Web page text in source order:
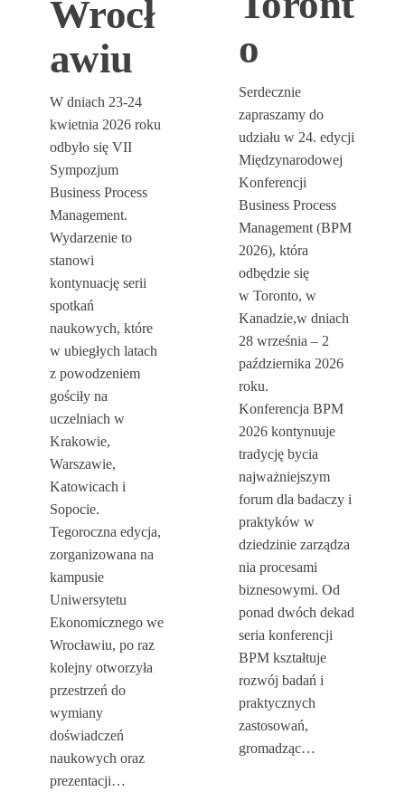
Wrocł
awiu
W dniach 23-24
kwietnia 2026 roku
odbyło się VII
Sympozjum
Business Process
Management.
Wydarzenie to
stanowi
kontynuację serii
spotkań
naukowych, które
w ubiegłych latach
z powodzeniem
gościły na
uczelniach w
Krakowie,
Warszawie,
Katowicach i
Sopocie.
Tegoroczna edycja,
zorganizowana na
kampusie
Uniwersytetu
Ekonomicznego we
Wrocławiu, po raz
kolejny otworzyła
przestrzeń do
wymiany
doświadczeń
naukowych oraz
prezentacji…
o
Serdecznie
zapraszamy do
udziału w 24. edycji
Międzynarodowej
Konferencji
Business Process
Management (BPM
2026), która
odbędzie się
w Toronto, w
Kanadzie,w dniach
28 września – 2
października 2026
roku.
Konferencja BPM
2026 kontynuuje
tradycję bycia
najważniejszym
forum dla badaczy i
praktyków w
dziedzinie zarządza
nia procesami
biznesowymi. Od
ponad dwóch dekad
seria konferencji
BPM kształtuje
rozwój badań i
praktycznych
zastosowań,
gromadząc…